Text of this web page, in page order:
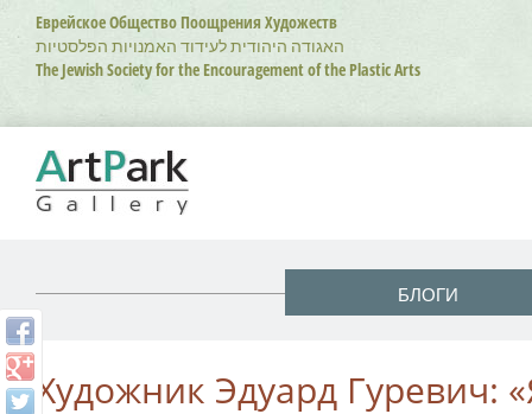
Перейти
основному
содержанию
Еврейское Общество Поощрения Художеств
האגודה היהודית לעידוד האמנויות הפלסטיות
The Jewish Society for the Encouragement of the Plastic Arts
БЛОГИ
Художник Эдуард Гуревич: